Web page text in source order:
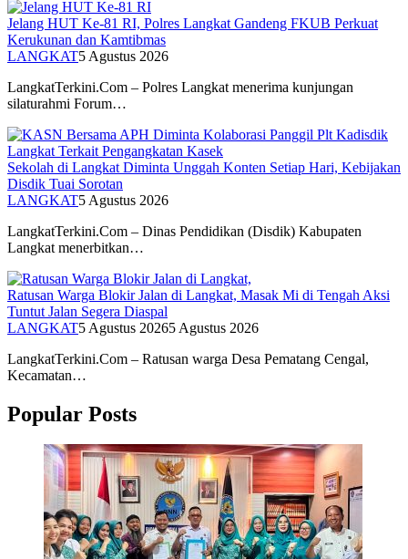
Jelang HUT Ke-81 RI, Polres Langkat Gandeng FKUB Perkuat
Kerukunan dan Kamtibmas
LANGKAT5 Agustus 2026
LangkatTerkini.Com – Polres Langkat menerima kunjungan
silaturahmi Forum…
Sekolah di Langkat Diminta Unggah Konten Setiap Hari, Kebijakan
Disdik Tuai Sorotan
LANGKAT5 Agustus 2026
LangkatTerkini.Com – Dinas Pendidikan (Disdik) Kabupaten
Langkat menerbitkan…
Ratusan Warga Blokir Jalan di Langkat, Masak Mi di Tengah Aksi
Tuntut Jalan Segera Diaspal
LANGKAT5 Agustus 20265 Agustus 2026
LangkatTerkini.Com – Ratusan warga Desa Pematang Cengal,
Kecamatan…
Popular Posts